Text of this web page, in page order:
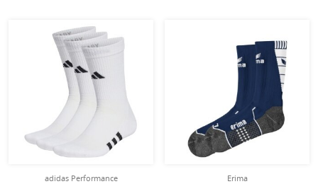
adidas Performance
Erima